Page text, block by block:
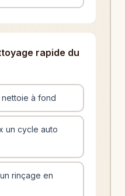
rapide du
à fond
un cycle auto
rinçage en